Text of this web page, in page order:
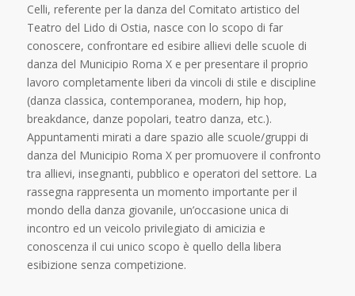
Celli, referente per la danza del Comitato artistico del
Teatro del Lido di Ostia, nasce con lo scopo di far
conoscere, confrontare ed esibire allievi delle scuole di
danza del Municipio Roma X e per presentare il proprio
lavoro completamente liberi da vincoli di stile e discipline
(danza classica, contemporanea, modern, hip hop,
breakdance, danze popolari, teatro danza, etc.).
Appuntamenti mirati a dare spazio alle scuole/gruppi di
danza del Municipio Roma X per promuovere il confronto
tra allievi, insegnanti, pubblico e operatori del settore. La
rassegna rappresenta un momento importante per il
mondo della danza giovanile, un’occasione unica di
incontro ed un veicolo privilegiato di amicizia e
conoscenza il cui unico scopo è quello della libera
esibizione senza competizione.